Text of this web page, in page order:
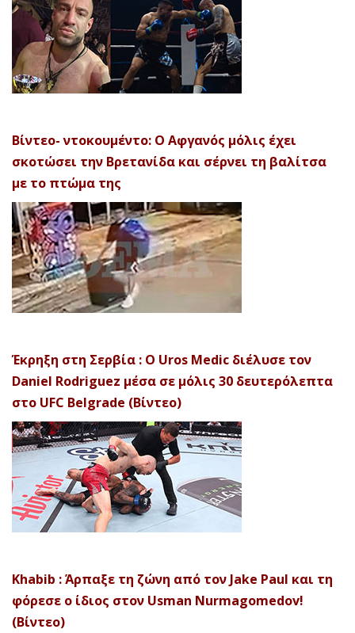
Βίντεο- ντοκουμέντο: Ο Αφγανός μόλις έχει
σκοτώσει την Βρετανίδα και σέρνει τη βαλίτσα
με το πτώμα της
Έκρηξη στη Σερβία : Ο Uros Medic διέλυσε τον
Daniel Rodriguez μέσα σε μόλις 30 δευτερόλεπτα
στο UFC Belgrade (Βίντεο)
Khabib : Άρπαξε τη ζώνη από τον Jake Paul και τη
φόρεσε ο ίδιος στον Usman Nurmagomedov!
(Βίντεο)